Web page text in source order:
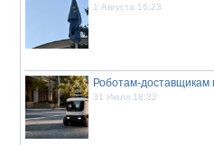
1 Августа 16:23
Роботам-доставщикам
31 Июля 18:32